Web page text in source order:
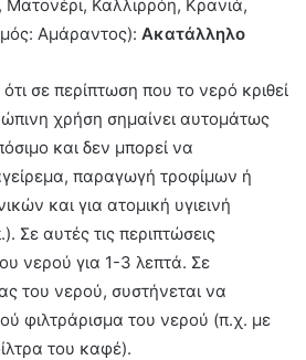
Καλλιρρόη, Κρανιά,
Αμάραντος): Ακατάλληλο
ότι σε περίπτωση που το νερό κριθεί
χρήση σημαίνει αυτομάτως
και δεν μπορεί να
παραγωγή τροφίμων ή
και για ατομική υγιεινή
Σε αυτές τις περιπτώσεις
νερού για 1-3 λεπτά. Σε
του νερού, συστήνεται να
φιλτράρισμα του νερού (π.χ. με
του καφέ).